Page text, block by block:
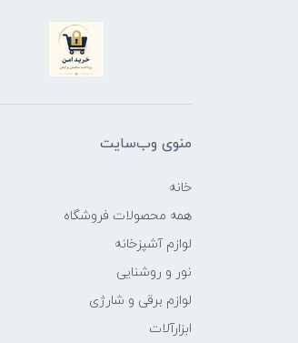
منوی وب‌سایت
خانه
همه محصولات فروشگاه
لوازم آشپزخانه
نور و روشنایی
لوازم برقی و شارژی
ابزارآلات